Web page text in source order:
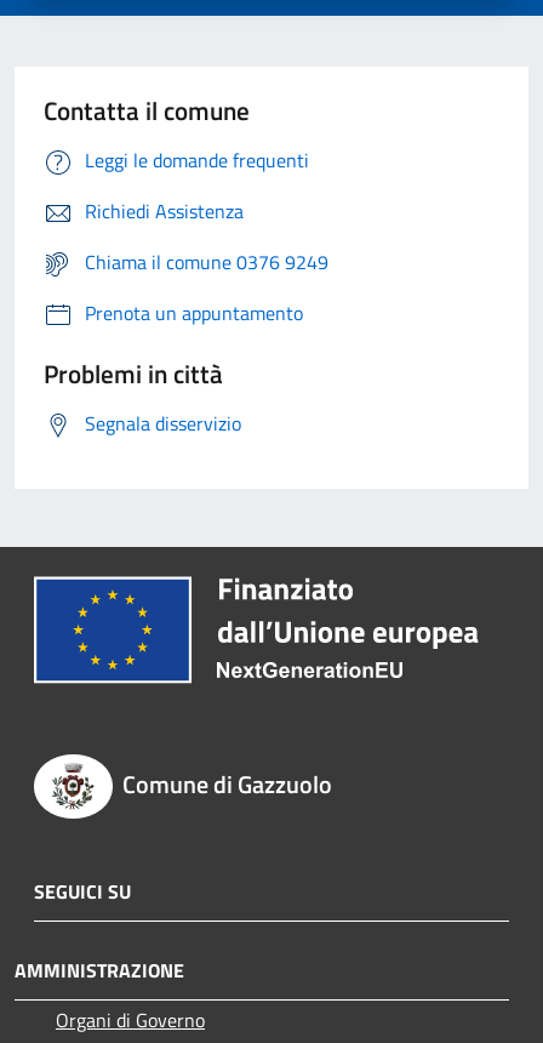
Contatta il comune
Leggi le domande frequenti
Richiedi Assistenza
Chiama il comune 0376 9249
Prenota un appuntamento
Problemi in città
Segnala disservizio
Comune di Gazzuolo
SEGUICI SU
AMMINISTRAZIONE
Organi di Governo